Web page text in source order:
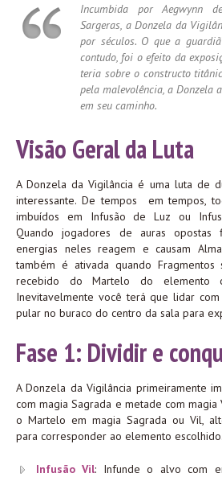
Incumbida por Aegwynn
Sargeras, a Donzela da
por séculos. O que a
contudo, foi o efeito da
teria sobre o constructo
pela malevolência, a Donzela
em seu caminho.
Visão Geral da Luta
A Donzela da Vigilância é uma luta de
interessante. De tempos em tempos,
imbuídos em Infusão de Luz ou
Quando jogadores de auras opostas
energias neles reagem e causam
também é ativada quando
recebido do Martelo do elemento
Inevitavelmente você terá que lidar
pular no buraco do centro da sala para
Fase 1: Dividir e
A Donzela da Vigilância primeiramente
com magia Sagrada e metade com magia
o Martelo em magia Sagrada ou Vil,
para corresponder ao elemento escolhido.
Infusão Vil: Infunde o alvo com